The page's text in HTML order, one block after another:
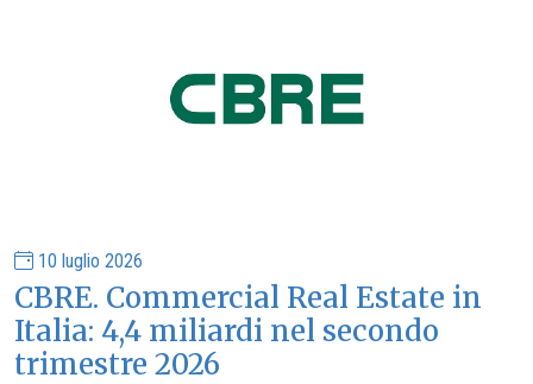
10 luglio 2026
CBRE. Commercial Real Estate in
Italia: 4,4 miliardi nel secondo
trimestre 2026